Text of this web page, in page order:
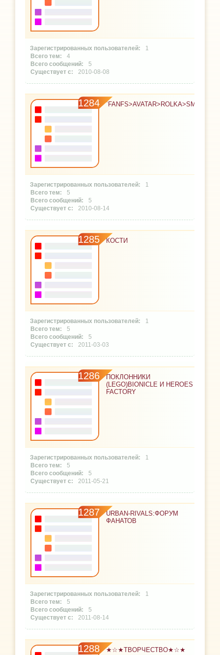
1
4
5
2010-08-08
1284 `FANFS>AVATAR>ROLKA>SMS`
1
5
5
2010-08-14
1285 КОСТИ
1
5
5
2011-03-03
1286
ПОКЛОННИКИ
(LEGO)BIONICLE И HEROES
FACTORY
1
5
5
2011-05-21
1287
URBAN-RIVALS:ФОРУМ
ФАНАТОВ
1
5
5
2011-08-14
1288 ★☆★ТВОРЧЕСТВО★☆★